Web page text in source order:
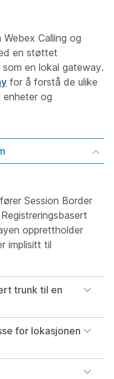
Calling og
en støttet
en lokal gateway.
for å forstå de ulike
enheter og
Session Border
opprettholder
implisitt til
trunk til en
for lokasjonen